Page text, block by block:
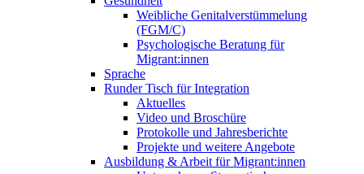
Weibliche Genitalverstümmelung
(FGM/C)
Psychologische Beratung für
Migrant:innen
Sprache
Runder Tisch für Integration
Aktuelles
Video und Broschüre
Protokolle und Jahresberichte
Projekte und weitere Angebote
Ausbildung & Arbeit für Migrant:innen